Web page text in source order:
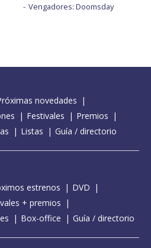
Vengadores: Doomsday
novedades
Festivales
Premios
Listas Guía / directorio
estrenos
DVD
+ premios
Box-office Guía / directorio